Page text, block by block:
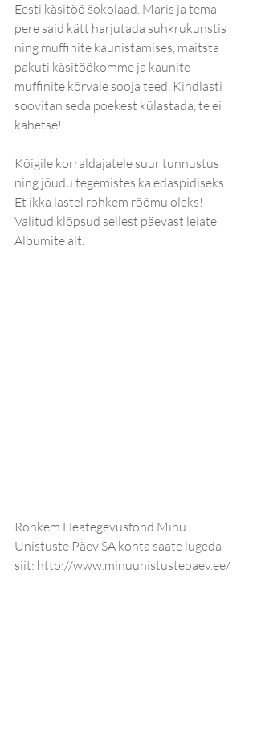
Eesti käsitöö šokolaad. Maris ja tema
pere said kätt harjutada suhkrukunstis
ning muffinite kaunistamises, maitsta
pakuti käsitöökomme ja kaunite
muffinite kõrvale sooja teed. Kindlasti
soovitan seda poekest külastada, te ei
kahetse!
Kõigile korraldajatele suur tunnustus
ning jõudu tegemistes ka edaspidiseks!
Et ikka lastel rohkem rõõmu oleks!
Valitud klõpsud sellest päevast leiate
Albumite alt.
Rohkem Heategevusfond Minu
Unistuste Päev SA kohta saate lugeda
siit: http://www.minuunistustepaev.ee/